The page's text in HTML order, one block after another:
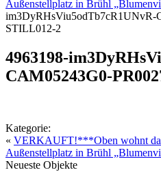
Außenstellplatz in Brühl
im3DyRHsViu5odTb7cR1UNvR-
STILL012-2
4963198-
CAM05243G0-
Kategorie:
« VERKAUFT!***Oben wohnt
Außenstellplatz in Brühl
Neueste Objekte